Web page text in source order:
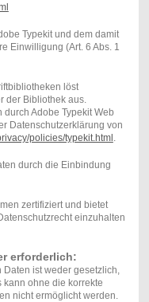
Typekit und dem damit
Einwilligung (Art. 6 Abs. 1
löst
der Bibliothek aus.
Adobe Typekit Web
Datenschutzerklärung von
policies/typekit.html
durch die Einbindung
zertifiziert und bietet
einzuhalten
erforderlich:
ist weder gesetzlich,
ohne die korrekte
nicht ermöglicht werden.